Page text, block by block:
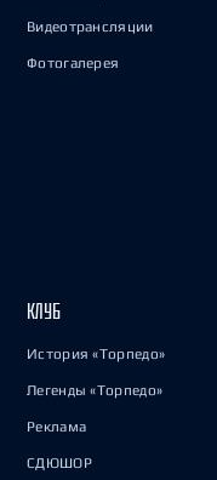
Видеотрансляции
Фотогалерея
КЛУБ
История «Торпедо»
Легенды «Торпедо»
Реклама
СДЮШОР